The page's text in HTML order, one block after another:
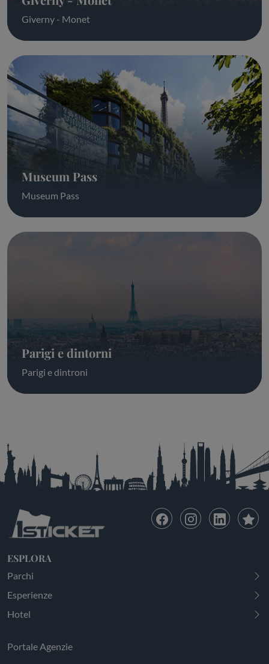
Giverny - Monet
Museum Pass
Museum Pass
Parigi e dintorni
Parigi e dintroni
ESPLORA
Parchi
Esperienze
Hotel
Portale Agenzie